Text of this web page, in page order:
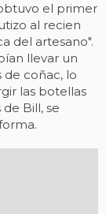
el primer
al recien
del artesano".
llevar un
de coñac, lo
las botellas
Bill, se